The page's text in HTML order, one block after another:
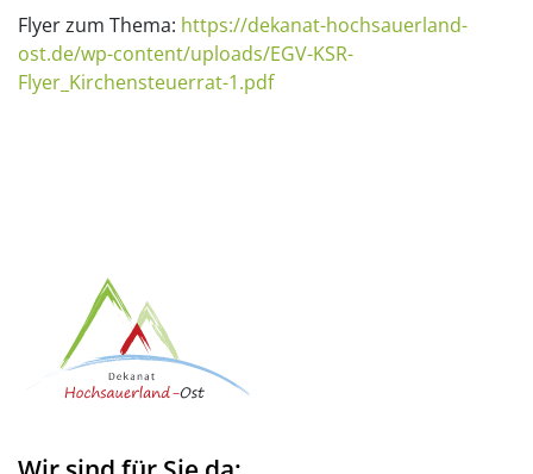
Flyer zum Thema: https://dekanat-hochsauerland-
ost.de/wp-content/uploads/EGV-KSR-
Flyer_Kirchensteuerrat-1.pdf